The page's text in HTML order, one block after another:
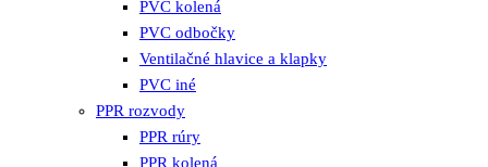
PVC kolená
PVC odbočky
Ventilačné hlavice a klapky
PVC iné
PPR rozvody
PPR rúry
PPR kolená